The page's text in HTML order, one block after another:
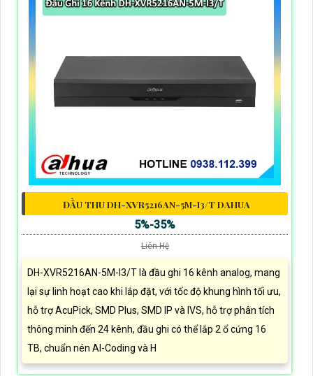
ĐẦU THU DH-XVR5216AN-5M-I3/T DAHUA
5%-35%
Liên Hệ
DH-XVR5216AN-5M-I3/T là đầu ghi 16 kênh analog, mang
lại sự linh hoạt cao khi lắp đặt, với tốc độ khung hình tối ưu,
hỗ trợ AcuPick, SMD Plus, SMD IP và IVS, hỗ trợ phân tích
thông minh đến 24 kênh, đầu ghi có thể lắp 2 ổ cứng 16
TB, chuẩn nén AI-Coding và H